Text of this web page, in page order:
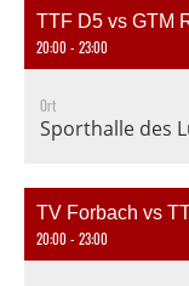
TTF D5 vs GTM
20:00 - 23:00
Ort
Sporthalle des
TV Forbach vs
20:00 - 23:00